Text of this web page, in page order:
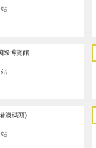
站
際博覽館
站
澳碼頭)
站